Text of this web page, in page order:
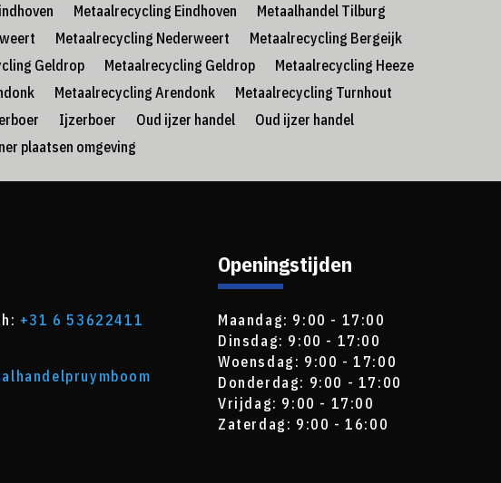
Metaalrecycling Eindhoven
Metaalhandel Tilburg
Metaalrecycling Nederweert
Metaalrecycling Bergeijk
Geldrop Metaalrecycling Geldrop
Metaalrecycling Heeze
Metaalrecycling Arendonk
Metaalrecycling Turnhout
Ijzerboer Oud ijzer handel
Oud ijzer handel
plaatsen omgeving
+31 6 53622411
Openingstijden
Maandag: 9:00 - 17:00
Dinsdag: 9:00 - 17:00
Woensdag: 9:00 - 17:00
Donderdag: 9:00 - 17:00
Vrijdag: 9:00 - 17:00
Zaterdag: 9:00 - 16:00